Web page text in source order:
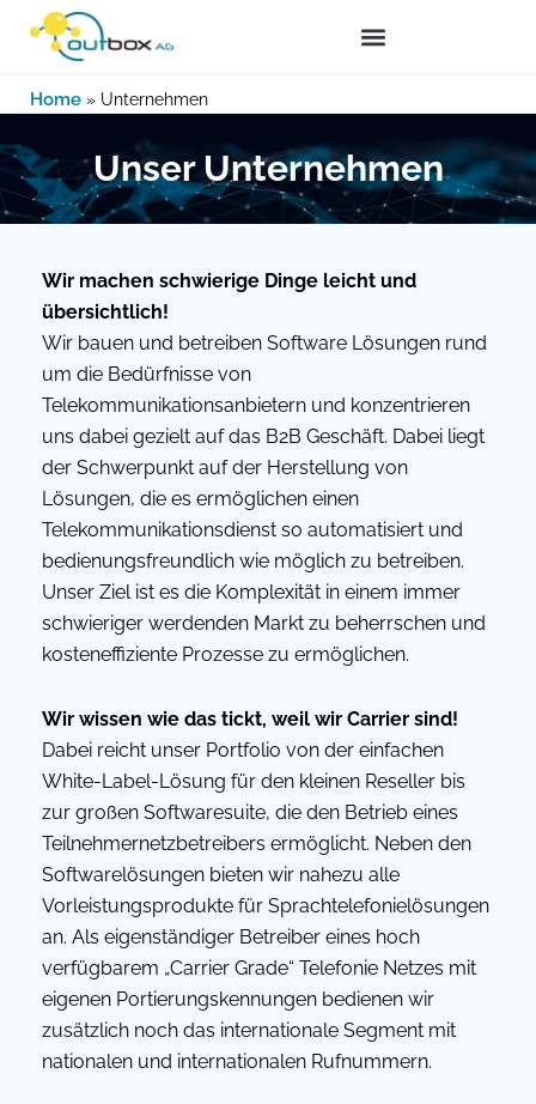
Inhalt
Home » Unternehmen
Unser Unternehmen
Wir machen schwierige Dinge leicht und
übersichtlich!
Wir bauen und betreiben Software Lösungen rund
um die Bedürfnisse von
Telekommunikationsanbietern und konzentrieren
uns dabei gezielt auf das B2B Geschäft. Dabei liegt
der Schwerpunkt auf der Herstellung von
Lösungen, die es ermöglichen einen
Telekommunikationsdienst so automatisiert und
bedienungsfreundlich wie möglich zu betreiben.
Unser Ziel ist es die Komplexität in einem immer
schwieriger werdenden Markt zu beherrschen und
kosteneffiziente Prozesse zu ermöglichen.
Wir wissen wie das tickt, weil wir Carrier sind!
Dabei reicht unser Portfolio von der einfachen
White-Label-Lösung für den kleinen Reseller bis
zur großen Softwaresuite, die den Betrieb eines
Teilnehmernetzbetreibers ermöglicht. Neben den
Softwarelösungen bieten wir nahezu alle
Vorleistungsprodukte für Sprachtelefonielösungen
an. Als eigenständiger Betreiber eines hoch
verfügbarem „Carrier Grade“ Telefonie Netzes mit
eigenen Portierungskennungen bedienen wir
zusätzlich noch das internationale Segment mit
nationalen und internationalen Rufnummern.